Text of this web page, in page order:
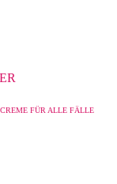
FÜR ALLE FÄLLE